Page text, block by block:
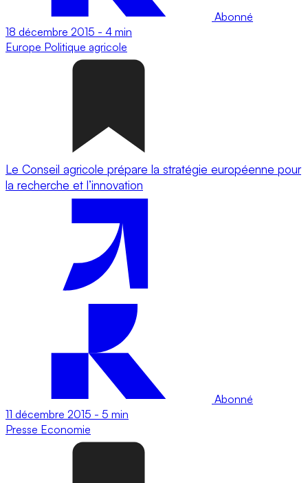
Abonné
18 décembre 2015 - 4 min
Europe Politique agricole
Le Conseil agricole prépare la stratégie européenne pour
la recherche et l’innovation
Abonné
11 décembre 2015 - 5 min
Presse Economie